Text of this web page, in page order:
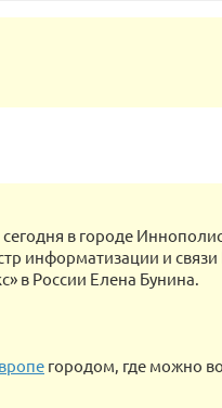
в городе
информатизации и
в России Елена Бунина.
городом, где можно